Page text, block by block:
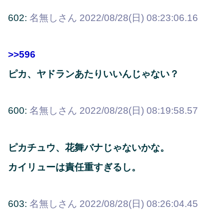
602: 名無しさん 2022/08/28(日) 08:23:06.16
>>596
ピカ、ヤドランあたりいいんじゃない？
600: 名無しさん 2022/08/28(日) 08:19:58.57
ピカチュウ、花舞バナじゃないかな。
カイリューは責任重すぎるし。
603: 名無しさん 2022/08/28(日) 08:26:04.45